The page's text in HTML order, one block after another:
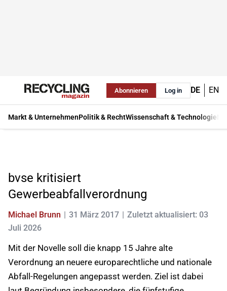
Abonnieren Log in DE EN
Markt & UnternehmenPolitik & RechtWissenschaft & Technologie
bvse kritisiert
Gewerbeabfallverordnung
Michael Brunn 31 März 2017
Zuletzt aktualisiert: 03
Juli 2026
Mit der Novelle soll die knapp 15 Jahre alte
Verordnung an neuere europarechtliche und nationale
Abfall-Regelungen angepasst werden. Ziel ist dabei